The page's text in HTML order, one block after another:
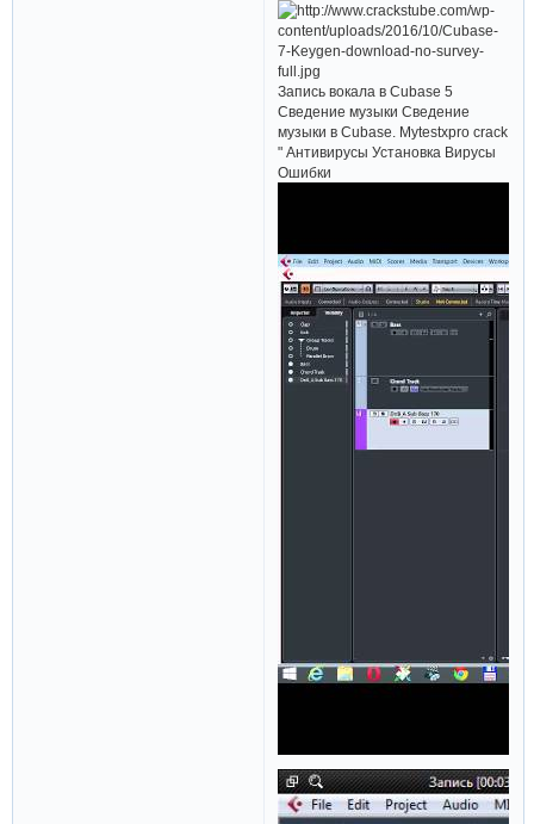
Запись вокала в Cubase 5
Сведение музыки Сведение
музыки в Cubase. Mytestxpro crack
" Антивирусы Установка Вирусы
Ошибки